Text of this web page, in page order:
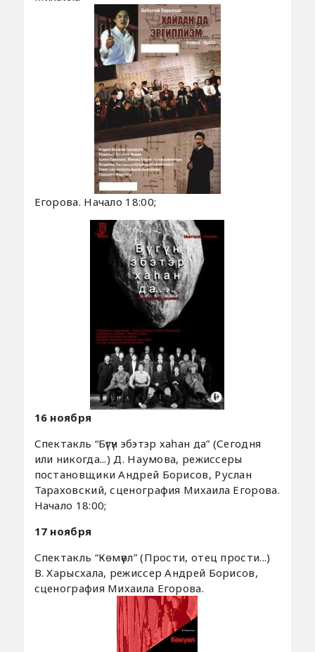
Егорова. Начало 18:00;
16 ноября
Спектакль “Бүгүн эбэтэр хаһан да” (Сегодня
или никогда...) Д. Наумова, режиссеры
постановщики Андрей Борисов, Руслан
Тараховский, сценография Михаила Егорова.
Начало 18:00;
17 ноября
Спектакль “Көмүөл” (Прости, отец прости...)
В. Харысхала, режиссер Андрей Борисов,
сценография Михаила Егорова.